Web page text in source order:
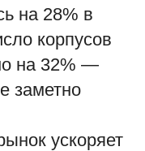
на 28% в
корпусов
на 32% —
заметно
ускоряет